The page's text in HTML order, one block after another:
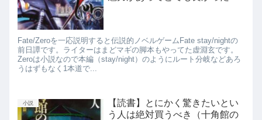
Fate/Zeroを一応説明すると伝説的ノベルゲームFate stay/nightの
前日譚です。ライターはまどマギの脚本もやってた虚淵玄です。
Zeroは小説なので本編（stay/night）のようにルート分岐などあろ
うはずもなく1本道で...
小説
【読書】とにかく驚きたいとい
う人は絶対買うべき（十角館の